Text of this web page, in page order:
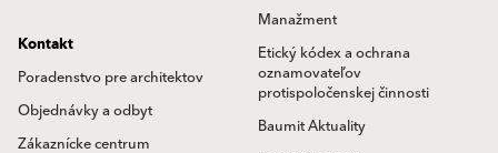
Manažment
Etický kódex a ochrana
oznamovateľov
protispoločenskej činnosti
Baumit Aktuality
Kontakt
Poradenstvo pre architektov
Objednávky a odbyt
Zákaznícke centrum